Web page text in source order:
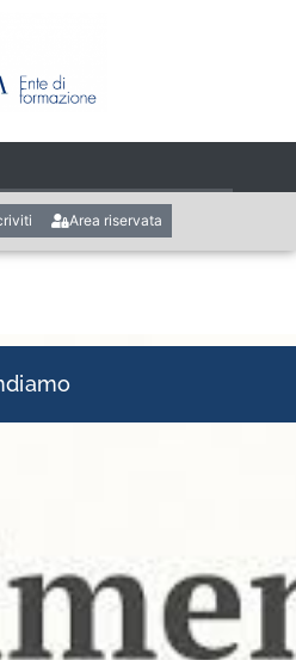
Area riservata